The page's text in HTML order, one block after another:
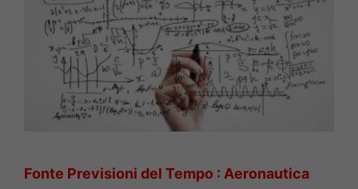
Fonte Previsioni del Tempo : Aeronautica